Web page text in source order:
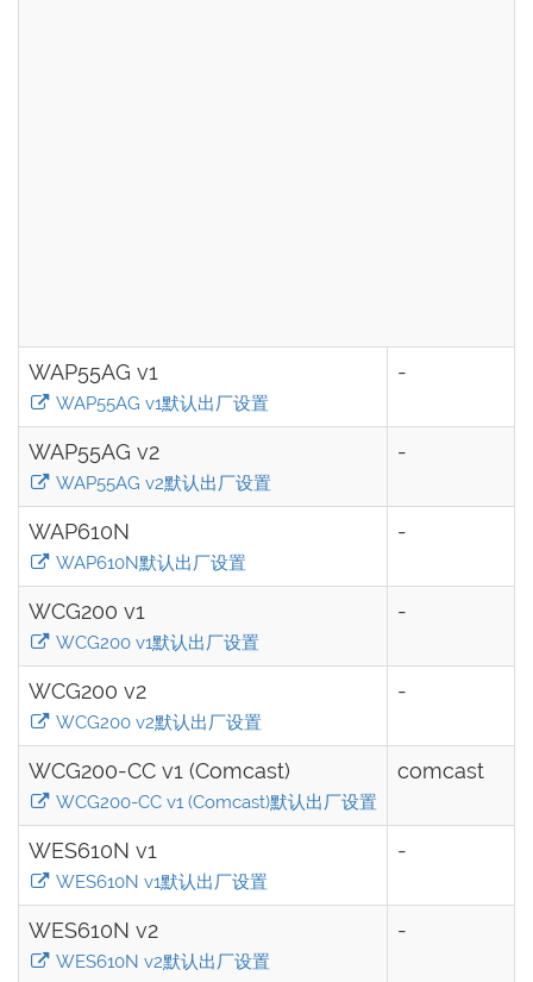
WAP55AG v1
WAP55AG v1默认出厂设置
-
WAP55AG v2
WAP55AG v2默认出厂设置
-
WAP610N
WAP610N默认出厂设置
-
WCG200 v1
WCG200 v1默认出厂设置
-
WCG200 v2
WCG200 v2默认出厂设置
-
WCG200-CC v1 (Comcast)
WCG200-CC v1 (Comcast)默认出厂设置
comcast
WES610N v1
WES610N v1默认出厂设置
-
WES610N v2
WES610N v2默认出厂设置
-